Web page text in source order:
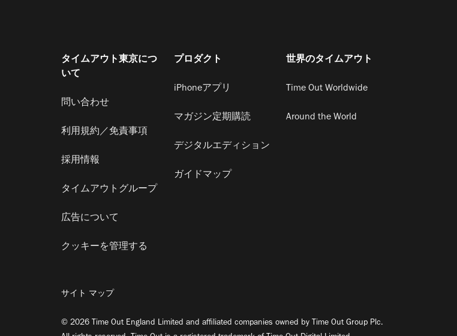
タイムアウト東京につ
いて
問い合わせ
利用規約／免責事項
採用情報
タイムアウトグループ
広告について
クッキーを管理する
プロダクト
iPhoneアプリ
マガジン定期購読
デジタルエディション
ガイドマップ
世界のタイムアウト
Time Out Worldwide
Around the World
サイト マップ
© 2026 Time Out England Limited and affiliated companies owned by Time Out Group Plc.